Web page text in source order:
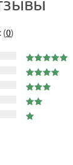
(0)